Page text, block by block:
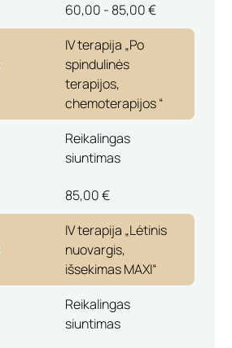
60,00 - 85,00 €
IV terapija „Po
spindulinės
terapijos,
chemoterapijos “
Reikalingas
siuntimas
85,00 €
IV terapija „Lėtinis
nuovargis,
išsekimas MAXI“
Reikalingas
siuntimas